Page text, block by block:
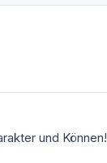
und Können!